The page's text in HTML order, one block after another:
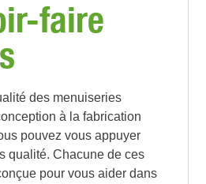
faire
des menuiseries
à la fabrication
pouvez vous appuyer
qualité. Chacune de ces
pour vous aider dans